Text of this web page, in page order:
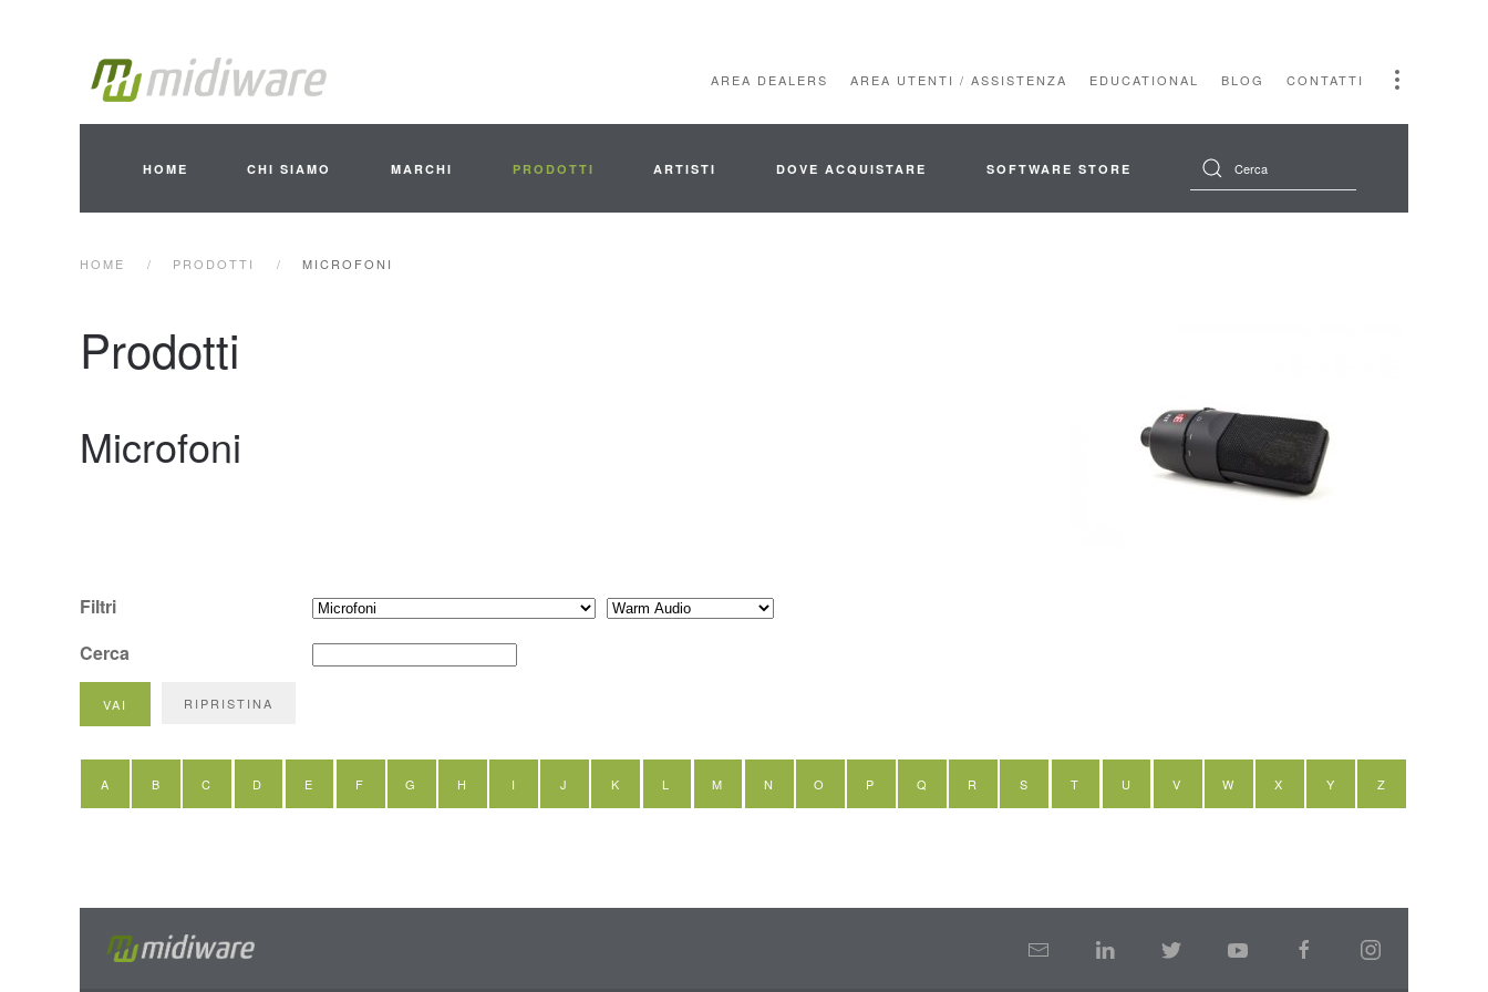
AREA DEALERS AREA UTENTI / ASSISTENZA EDUCATIONAL BLOG CONTATTI
HOME CHI SIAMO MARCHI PRODOTTI ARTISTI DOVE ACQUISTARE SOFTWARE STORE
HOME PRODOTTI MICROFONI
Prodotti
Microfoni
Filtri
Cerca
A B C D E F G H I J K L M N O P Q R S T U V W X Y Z